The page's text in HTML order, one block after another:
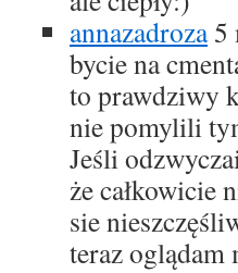
annazadroza 5
bycie na
to prawdziwy
nie pomylili
Jeśli
że całkowicie
sie
teraz oglądam